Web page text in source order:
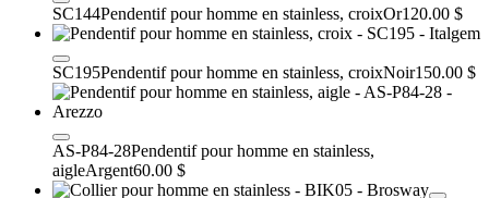
SC144Pendentif pour homme en stainless, croixOr120.00 $
SC195Pendentif pour homme en stainless, croixNoir150.00 $
AS-P84-28Pendentif pour homme en stainless,
aigleArgent60.00 $